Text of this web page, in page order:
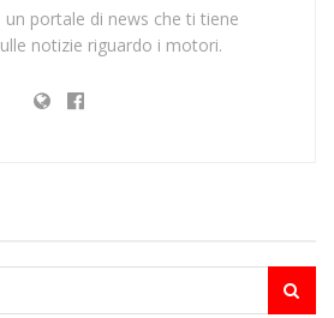
un portale di news che ti tiene
notizie riguardo i motori.